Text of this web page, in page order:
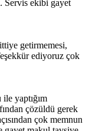
Servis ekibi gayet
getirmemesi,
ediyoruz çok
yaptığım
çözüldü gerek
çok memnun